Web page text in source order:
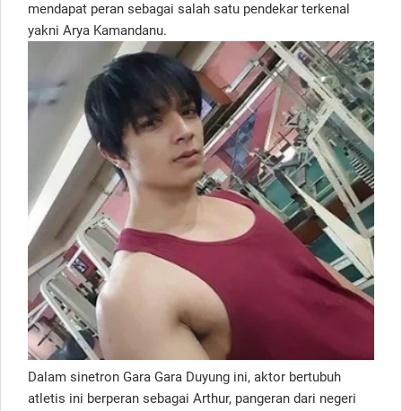
mendapat peran sebagai salah satu pendekar terkenal
yakni Arya Kamandanu.
Dalam sinetron Gara Gara Duyung ini, aktor bertubuh
atletis ini berperan sebagai Arthur, pangeran dari negeri